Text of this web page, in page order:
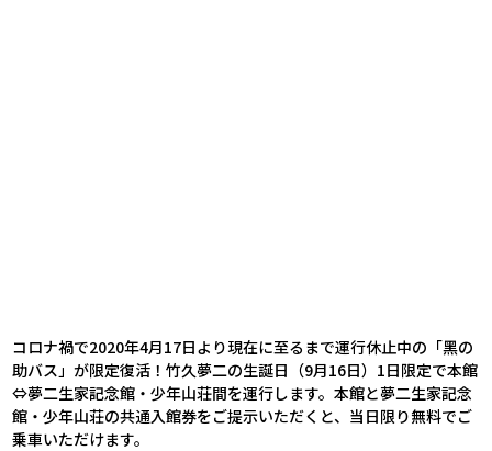
コロナ禍で2020年4月17日より現在に至るまで運行休止中の「黑の
助バス」が限定復活！竹久夢二の生誕日（9月16日）1日限定で本館
⇔夢二生家記念館・少年山荘間を運行します。本館と夢二生家記念
館・少年山荘の共通入館券をご提示いただくと、当日限り無料でご
乗車いただけます。